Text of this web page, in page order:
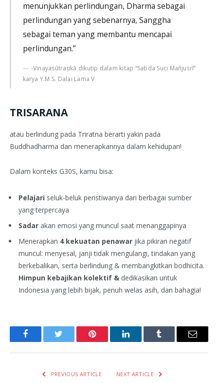
menunjukkan perlindungan, Dharma sebagai
perlindungan yang sebenarnya, Sanggha
sebagai teman yang membantu mencapai
perlindungan.”
-Vinayasūtrațikā dikutip dalam kitap “Sabda Suci Mañjuśrī”
karya Y.M.S. Dalai Lama V
TRISARANA
atau berlindung pada Triratna berarti yakin pada
Buddhadharma dan menerapkannya dalam kehidupan!
Dalam konteks G30S, kamu bisa:
Pelajari seluk-beluk peristiwanya dari berbagai sumber
yang terpercaya
Sadar akan emosi yang muncul saat menanggapinya
Menerapkan 4 kekuatan penawar jika pikiran negatif
muncul: menyesal, janji tidak mengulangi, tindakan yang
berkebalikan, serta berlindung & membangkitkan bodhicita.
Himpun kebajikan kolektif & dedikasikan untuk
Indonesia yang lebih bijak, penuh welas asih, dan bahagia!
FacebookTwitter Pinterest LinkedInTumblr Email
PREVIOUS ARTICLE NEXT ARTICLE